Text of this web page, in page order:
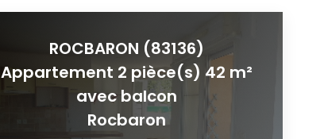
ROCBARON (83136)
Appartement 2 pièce(s) 42 m²
avec balcon
Rocbaron